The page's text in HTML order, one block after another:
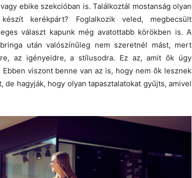
ebike szekcióban is. Találkoztál mostanság olyan
kerékpárt? Foglalkozik veled, megbecsült
választ kapunk még avatottabb körökben is. A
után valószínűleg nem szeretnél mást, mert
az igényeidre, a stílusodra. Ez az, amit ők úgy
viszont benne van az is, hogy nem ők lesznek
hagyják, hogy olyan tapasztalatokat gyűjts, amivel